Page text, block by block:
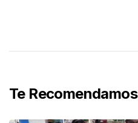
Te Recomendamos